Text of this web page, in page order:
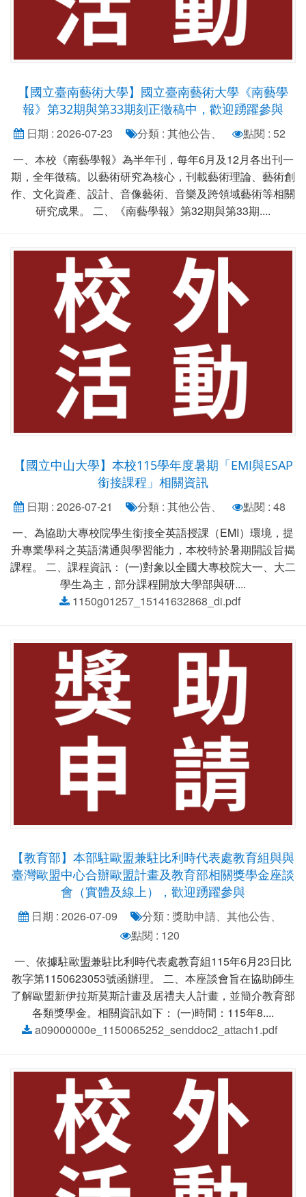
【國立臺南藝術大學】國立臺南藝術大學《南藝學
報》第32期與第33期刻正徵稿中，歡迎踴躍參與
日期 : 2026-07-23 分類 : 其他公告、
點閱 : 52
一、本校《南藝學報》為半年刊，每年6月及12月各出刊一
期，全年徵稿。以藝術研究為核心，刊載藝術理論、藝術創
作、文化資產、設計、音像藝術、音樂及跨領域藝術等相關
研究成果。 二、《南藝學報》第32期與第33期....
【國立中山大學】本校115學年度暑期「EMI與ESAP
銜接課程」相關資訊
日期 : 2026-07-21 分類 : 其他公告、
點閱 : 48
一、為協助大專校院學生銜接全英語授課（EMI）環境，提
升專業學科之英語溝通與學習能力，本校特於暑期開設旨揭
課程。 二、課程資訊： (一)對象以全國大專校院大一、大二
學生為主，部分課程開放大學部與研....
1150g01257_15141632868_di.pdf
【教育部】本部駐歐盟兼駐比利時代表處教育組與與
臺灣歐盟中心合辦歐盟計畫及教育部相關獎學金座談
會（實體及線上），歡迎踴躍參與
日期 : 2026-07-09
分類 : 獎助申請、其他公告、
點閱 : 120
一、依據駐歐盟兼駐比利時代表處教育組115年6月23日比
教字第1150623053號函辦理。 二、本座談會旨在協助師生
了解歐盟新伊拉斯莫斯計畫及居禮夫人計畫，並簡介教育部
各類獎學金。相關資訊如下： (一)時間：115年8....
a09000000e_1150065252_senddoc2_attach1.pdf